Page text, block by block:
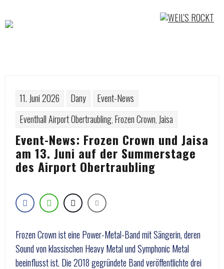
content
11. Juni 2026 Dany
Event-News
Eventhall Airport Obertraubling, Frozen Crown, Jaisa
Event-News: Frozen Crown und Jaisa
am 13. Juni auf der Summerstage
des Airport Obertraubling
Frozen Crown ist eine Power-Metal-Band mit Sängerin, deren
Sound von klassischen Heavy Metal und Symphonic Metal
beeinflusst ist. Die 2018 gegründete Band veröffentlichte drei